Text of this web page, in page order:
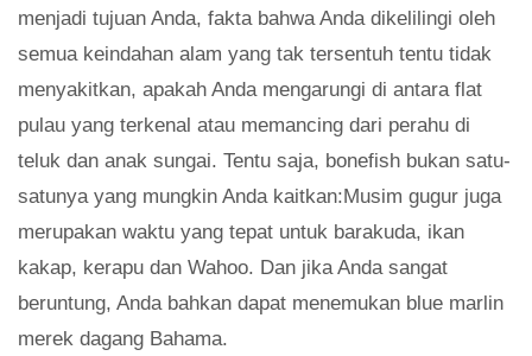
menjadi tujuan Anda, fakta bahwa Anda dikelilingi oleh
semua keindahan alam yang tak tersentuh tentu tidak
menyakitkan, apakah Anda mengarungi di antara flat
pulau yang terkenal atau memancing dari perahu di
teluk dan anak sungai. Tentu saja, bonefish bukan satu-
satunya yang mungkin Anda kaitkan:Musim gugur juga
merupakan waktu yang tepat untuk barakuda, ikan
kakap, kerapu dan Wahoo. Dan jika Anda sangat
beruntung, Anda bahkan dapat menemukan blue marlin
merek dagang Bahama.